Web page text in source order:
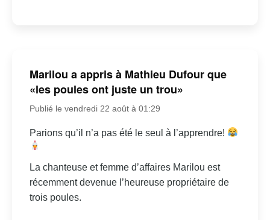
Marilou a appris à Mathieu Dufour que
«les poules ont juste un trou»
Publié le vendredi 22 août à 01:29
Parions qu’il n’a pas été le seul à l’apprendre!
La chanteuse et femme d’affaires Marilou est
récemment devenue l’heureuse propriétaire de
trois poules.